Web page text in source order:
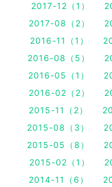
2017-12（1）
2017-08（2）
2016-11（1）
2016-08（5）
2016-05（1）
2016-02（2）
2015-11（2）
2015-08（3）
2015-05（8）
2015-02（1）
2014-11（6）